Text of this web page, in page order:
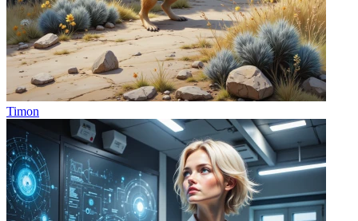
Timon